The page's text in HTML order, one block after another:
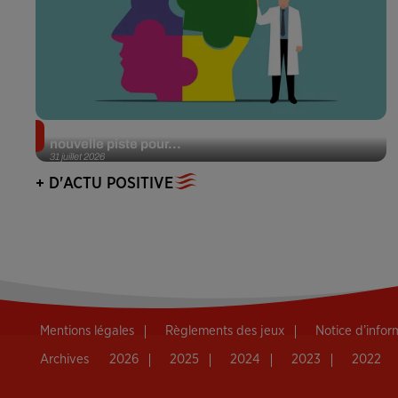
31 juillet 2026
nouvelle piste pour...
+ D'ACTU POSITIVE
Mentions légales Règlements des jeux Notice
Archives 2026 2025 2024 2023 2022